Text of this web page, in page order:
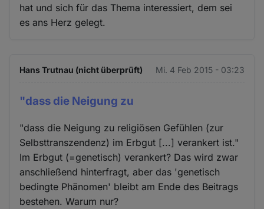
hat und sich für das Thema interessiert, dem sei
es ans Herz gelegt.
Hans Trutnau (nicht überprüft) Mi. 4 Feb 2015 - 03:23
"dass die Neigung zu
"dass die Neigung zu religiösen Gefühlen (zur
Selbsttranszendenz) im Erbgut [...] verankert ist."
Im Erbgut (=genetisch) verankert? Das wird zwar
anschließend hinterfragt, aber das 'genetisch
bedingte Phänomen' bleibt am Ende des Beitrags
bestehen. Warum nur?